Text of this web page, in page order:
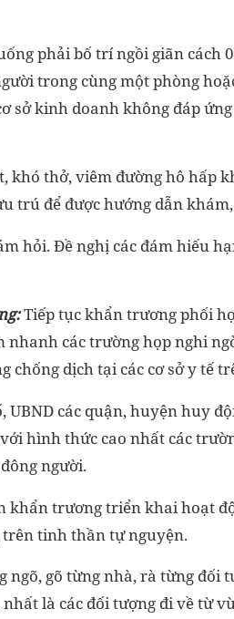
phải bố trí ngồi giãn cách
trong cùng một phòng
sở kinh doanh không đáp
khó thở, viêm đường hô hấp
trú để được hướng dẫn
hỏi. Đề nghị các đám hiếu
Tiếp tục khẩn trương phối
các trường họp nghi
chống dịch tại các cơ sở y tế
UBND các quận, huyện huy
hình thức cao nhất các
người.
khẩn trương triển khai hoạt
trên tinh thần tự nguyện.
ngõ, gõ từng nhà, rà từng đối
là các đối tượng đi về từ